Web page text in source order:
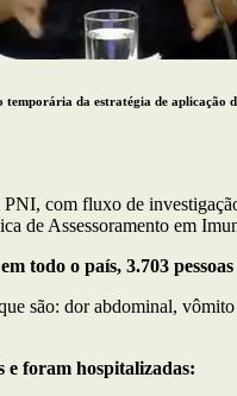
temporária da estratégia de
com fluxo de
de Assessoramento em
todo o país, 3.703
são: dor abdominal,
e foram hospitalizadas: